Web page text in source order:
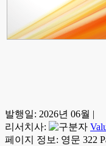
발행일: 2026년 06월 |
리서치사:
페이지 정보: 영문 322